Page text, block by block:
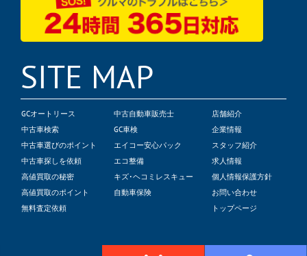
SITE MAP
GCオートリース
中古車検索
中古車選びのポイント
中古車探しを依頼
高値買取の秘密
高値買取のポイント
無料査定依頼
中古自動車販売士
GC車検
エイコー安心パック
エコ整備
キズ･ヘコミレスキュー
自動車保険
店舗紹介
企業情報
スタッフ紹介
求人情報
個人情報保護方針
お問い合わせ
トップページ